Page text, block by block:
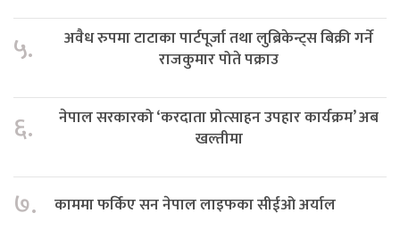
५.
अवैध रुपमा टाटाका पार्टपूर्जा तथा लुब्रिकेन्ट्स बिक्री गर्ने
राजकुमार पोते पक्राउ
६.
नेपाल सरकारको ‘करदाता प्रोत्साहन उपहार कार्यक्रम’ अब
खल्तीमा
७. काममा फर्किए सन नेपाल लाइफका सीईओ अर्याल